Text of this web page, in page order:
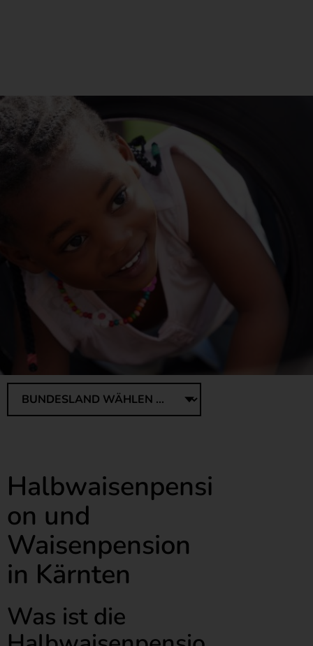
Halbwaisenpensi
on und
Waisenpension
in Kärnten
Was ist die